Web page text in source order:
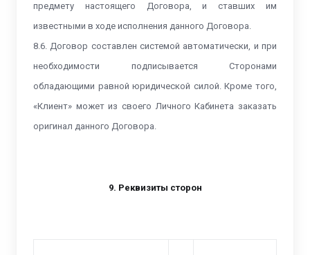
предмету настоящего Договора, и ставших им
известными в ходе исполнения данного Договора.
8.6. Договор составлен системой автоматически, и при
необходимости подписывается Сторонами
обладающими равной юридической силой. Кроме того,
«Клиент» может из своего Личного Кабинета заказать
оригинал данного Договора.
9. Реквизиты сторон